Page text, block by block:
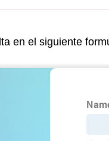
en el siguiente